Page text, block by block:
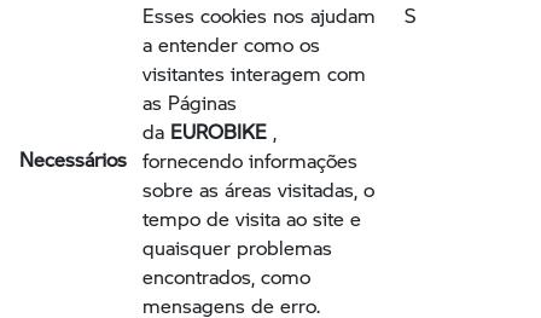
Necessários
Esses cookies nos ajudam
a entender como os
visitantes interagem com
as Páginas
da EUROBIKE ,
fornecendo informações
sobre as áreas visitadas, o
tempo de visita ao site e
quaisquer problemas
encontrados, como
mensagens de erro.
S